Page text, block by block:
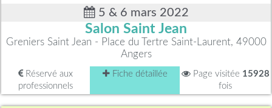
5 & 6 mars 2022
Salon Saint Jean
Greniers Saint Jean - Place du Tertre Saint-Laurent, 49000
Angers
Réservé aux
professionnels
Fiche détaillée Page visitée 15928
fois